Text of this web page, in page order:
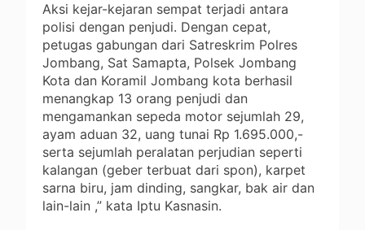
Aksi kejar-kejaran sempat terjadi antara
polisi dengan penjudi. Dengan cepat,
petugas gabungan dari Satreskrim Polres
Jombang, Sat Samapta, Polsek Jombang
Kota dan Koramil Jombang kota berhasil
menangkap 13 orang penjudi dan
mengamankan sepeda motor sejumlah 29,
ayam aduan 32, uang tunai Rp 1.695.000,-
serta sejumlah peralatan perjudian seperti
kalangan (geber terbuat dari spon), karpet
sarna biru, jam dinding, sangkar, bak air dan
lain-lain ,” kata Iptu Kasnasin.